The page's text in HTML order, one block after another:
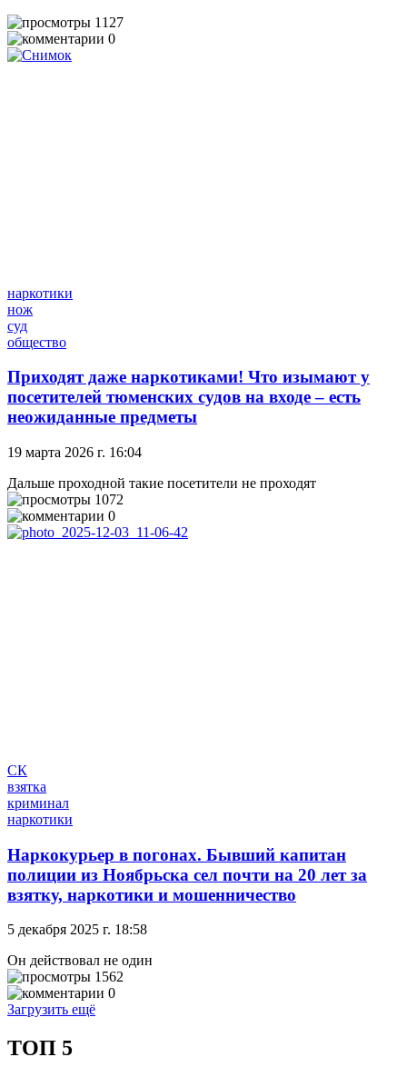
1127
0
наркотики
нож
суд
общество
Приходят даже наркотиками! Что изымают у
посетителей тюменских судов на входе – есть
неожиданные предметы
19 марта 2026 г. 16:04
Дальше проходной такие посетители не проходят
1072
0
СК
взятка
криминал
наркотики
Наркокурьер в погонах. Бывший капитан
полиции из Ноябрьска сел почти на 20 лет за
взятку, наркотики и мошенничество
5 декабря 2025 г. 18:58
Он действовал не один
1562
0
Загрузить ещё
ТОП 5